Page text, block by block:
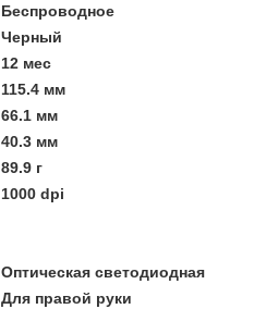
Беспроводное
Черный
12 мес
115.4 мм
66.1 мм
40.3 мм
89.9 г
1000 dpi
Оптическая светодиодная
Для правой руки